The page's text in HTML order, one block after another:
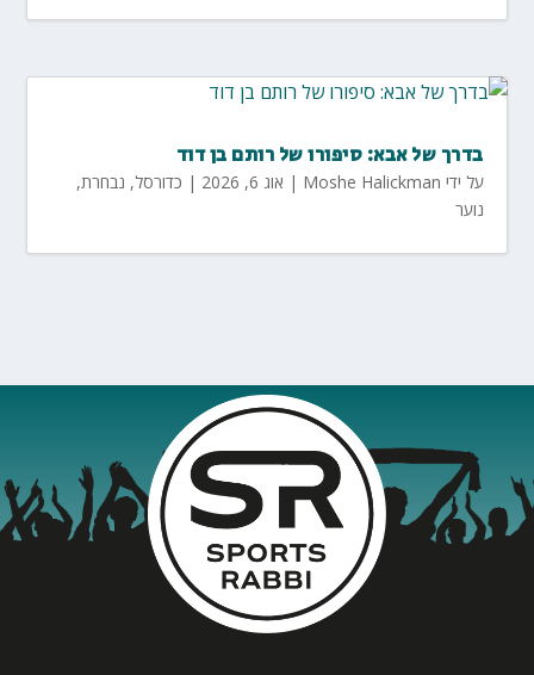
בדרך של אבא: סיפורו של רותם בן דוד
על ידי Moshe Halickman
| אוג 6, 2026 | כדורסל, נבחרת,
נוער